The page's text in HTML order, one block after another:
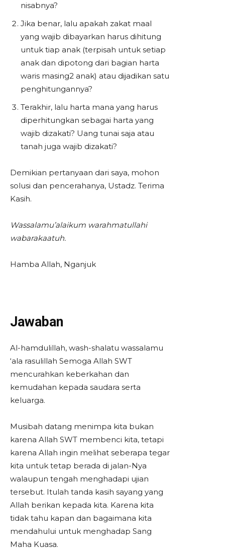
nisabnya?
Jika benar, lalu apakah zakat maal
yang wajib dibayarkan harus dihitung
untuk tiap anak (terpisah untuk setiap
anak dan dipotong dari bagian harta
waris masing2 anak) atau dijadikan satu
penghitungannya?
Terakhir, lalu harta mana yang harus
diperhitungkan sebagai harta yang
wajib dizakati? Uang tunai saja atau
tanah juga wajib dizakati?
Demikian pertanyaan dari saya, mohon
solusi dan pencerahanya, Ustadz. Terima
Kasih.
Wassalamu’alaikum warahmatullahi
wabarakaatuh.
Hamba Allah, Nganjuk
Jawaban
Al-hamdulillah, wash-shalatu wassalamu
‘ala rasulillah Semoga Allah SWT
mencurahkan keberkahan dan
kemudahan kepada saudara serta
keluarga.
Musibah datang menimpa kita bukan
karena Allah SWT membenci kita, tetapi
karena Allah ingin melihat seberapa tegar
kita untuk tetap berada di jalan-Nya
walaupun tengah menghadapi ujian
tersebut. Itulah tanda kasih sayang yang
Allah berikan kepada kita. Karena kita
tidak tahu kapan dan bagaimana kita
mendahului untuk menghadap Sang
Maha Kuasa.